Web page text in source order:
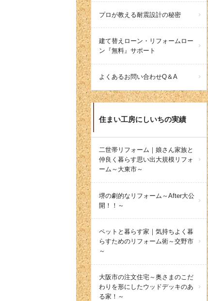
プロが教える耐震設計の秘密
建て替えローン・リフォームロー
ン『無料』サポート
よくあるお問い合わせQ＆A
住まい工房にしいちの実績
二世帯リフォーム｜娘さん家族と
仲良く暮らす思い出大規模リフォ
ーム～大東市～
堺の劇的なリフォーム～After大公
開！！～
ペットと暮らす家｜気持ちよく暮
らすためのリフォーム術～交野市
～
大阪市の注文住宅～奥さまのこだ
わりを形にしたウッドデッキのあ
る家！～